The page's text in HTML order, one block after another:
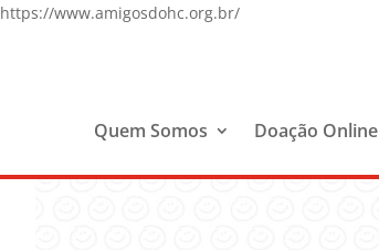
https://www.amigosdohc.org.br/
Quem Somos Doação Online